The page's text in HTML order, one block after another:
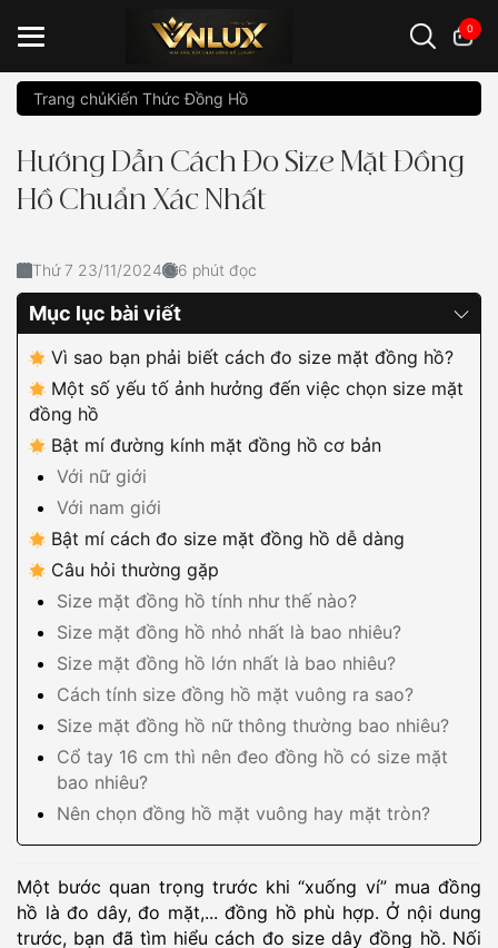
0
Đồng hồ casio đồng hồ G-Shock đồng hồ Orient
Trang chủKiến Thức Đồng Hồ
Hướng Dẫn Cách Đo Size Mặt Đồng
Hồ Chuẩn Xác Nhất
Thứ 7 23/11/2024 6 phút đọc
Mục lục bài viết
Vì sao bạn phải biết cách đo size mặt đồng hồ?
Một số yếu tố ảnh hưởng đến việc chọn size mặt
đồng hồ
Bật mí đường kính mặt đồng hồ cơ bản
Với nữ giới
Với nam giới
Bật mí cách đo size mặt đồng hồ dễ dàng
Câu hỏi thường gặp
Size mặt đồng hồ tính như thế nào?
Size mặt đồng hồ nhỏ nhất là bao nhiêu?
Size mặt đồng hồ lớn nhất là bao nhiêu?
Cách tính size đồng hồ mặt vuông ra sao?
Size mặt đồng hồ nữ thông thường bao nhiêu?
Cổ tay 16 cm thì nên đeo đồng hồ có size mặt
bao nhiêu?
Nên chọn đồng hồ mặt vuông hay mặt tròn?
Một bước quan trọng trước khi “xuống ví” mua đồng
hồ là đo dây, đo mặt,... đồng hồ phù hợp. Ở nội dung
trước, bạn đã tìm hiểu cách đo size dây đồng hồ. Nối